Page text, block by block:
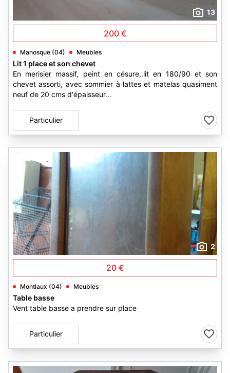
13
200 €
Manosque (04) Meubles
Lit 1 place et son chevet
En merisier massif, peint en césure,.lit en 180/90 et son
chevet assorti, avec sommier à lattes et matelas quasiment
neuf de 20 cms d'épaisseur...
Particulier
2
20 €
Montlaux (04) Meubles
Table basse
Vent table basse a prendre sur place
Particulier